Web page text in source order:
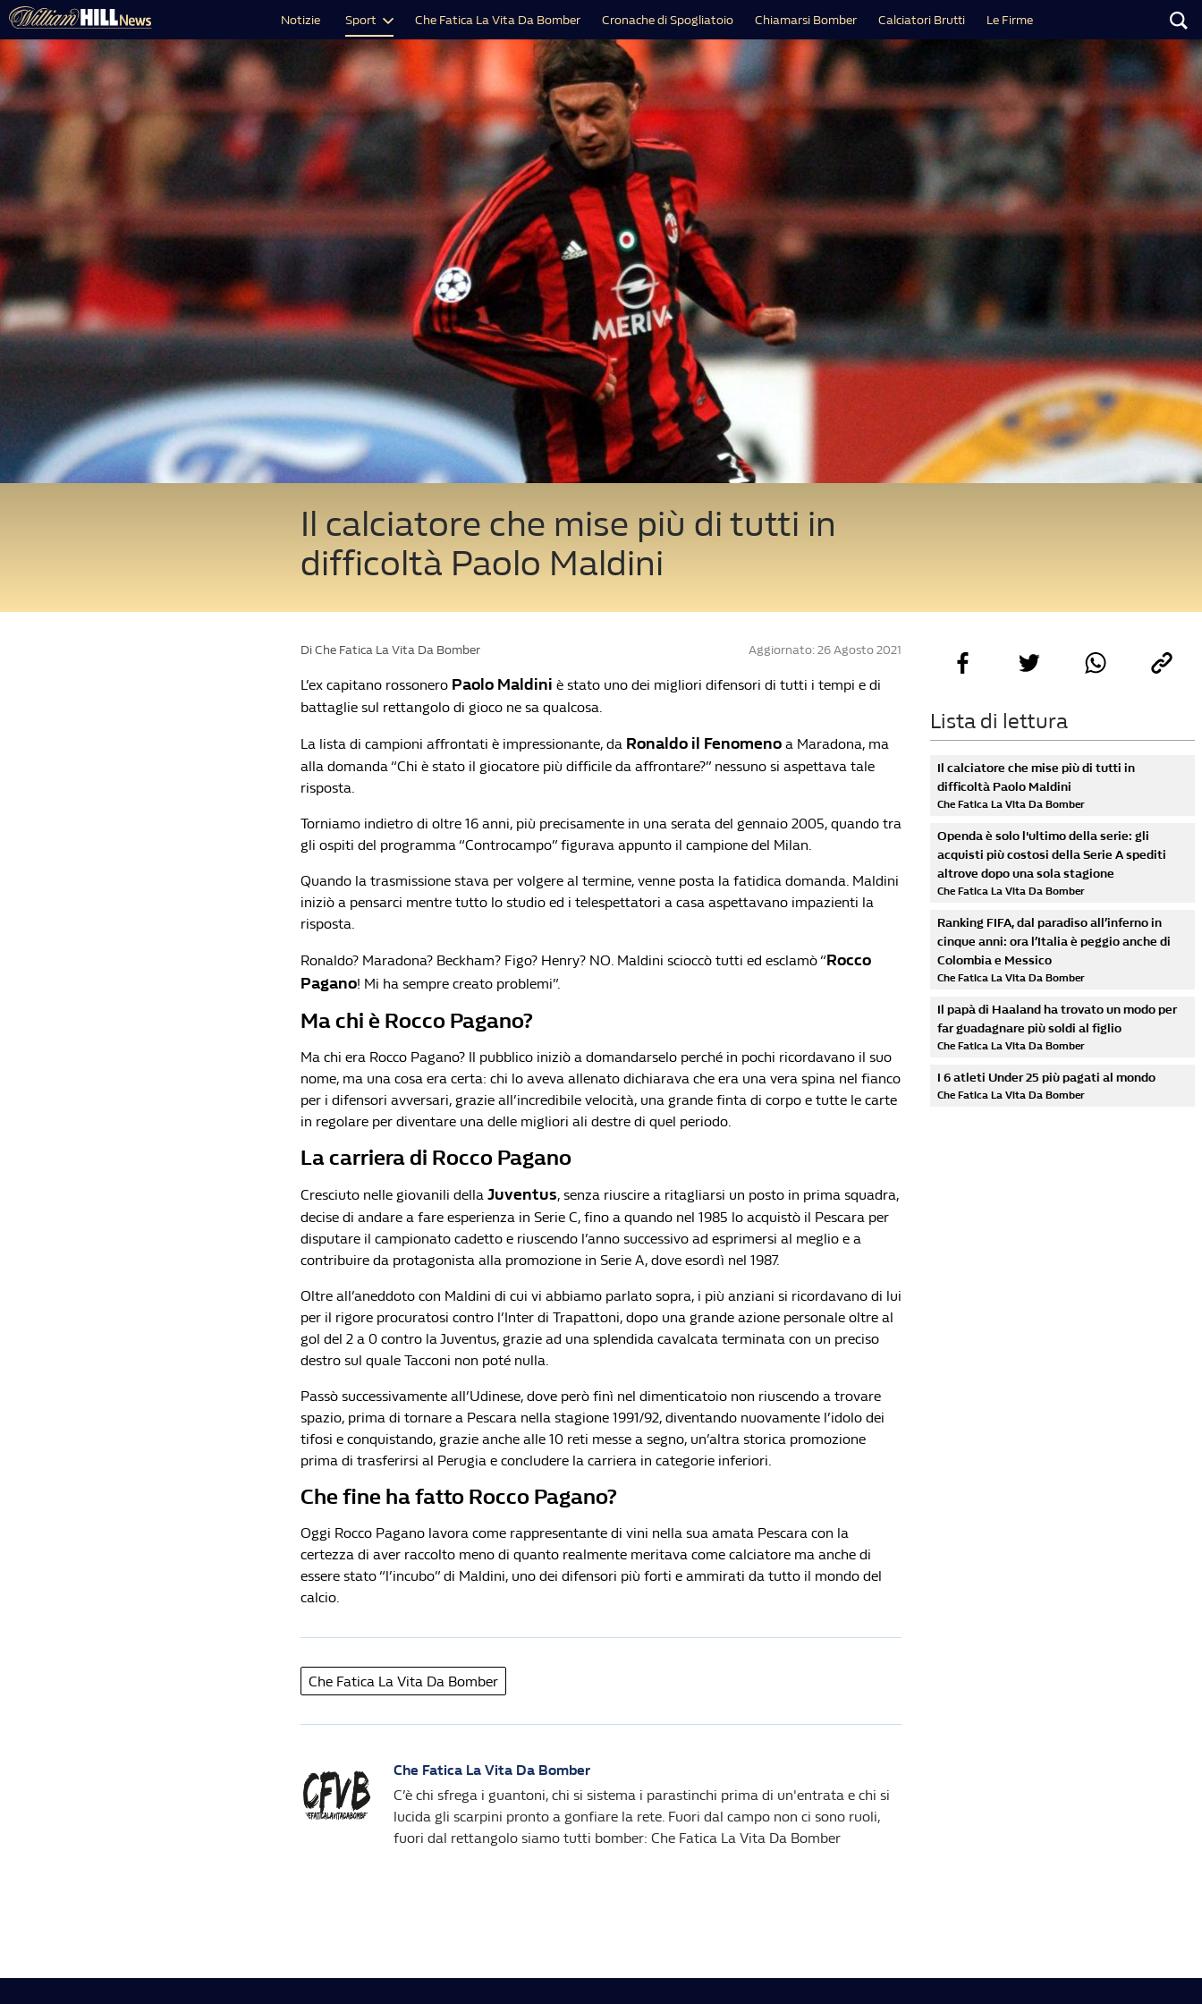
Notizie Sport Che Fatica La Vita Da Bomber Cronache di Spogliatoio Chiamarsi Bomber Calciatori Brutti Le Firme
Il calciatore che mise più di tutti in
difficoltà Paolo Maldini
Di Che Fatica La Vita Da Bomber Aggiornato: 26 Agosto 2021
L’ex capitano rossonero Paolo Maldini è stato uno dei migliori difensori di tutti i tempi e di
battaglie sul rettangolo di gioco ne sa qualcosa.
La lista di campioni affrontati è impressionante, da Ronaldo il Fenomeno a Maradona, ma
alla domanda “Chi è stato il giocatore più difficile da affrontare?” nessuno si aspettava tale
risposta.
Torniamo indietro di oltre 16 anni, più precisamente in una serata del gennaio 2005, quando tra
gli ospiti del programma “Controcampo” figurava appunto il campione del Milan.
Quando la trasmissione stava per volgere al termine, venne posta la fatidica domanda. Maldini
iniziò a pensarci mentre tutto lo studio ed i telespettatori a casa aspettavano impazienti la
risposta.
Ronaldo? Maradona? Beckham? Figo? Henry? NO. Maldini scioccò tutti ed esclamò “Rocco
Pagano! Mi ha sempre creato problemi”.
Ma chi è Rocco Pagano?
Ma chi era Rocco Pagano? Il pubblico iniziò a domandarselo perché in pochi ricordavano il suo
nome, ma una cosa era certa: chi lo aveva allenato dichiarava che era una vera spina nel fianco
per i difensori avversari, grazie all’incredibile velocità, una grande finta di corpo e tutte le carte
in regolare per diventare una delle migliori ali destre di quel periodo.
La carriera di Rocco Pagano
Cresciuto nelle giovanili della Juventus, senza riuscire a ritagliarsi un posto in prima squadra,
decise di andare a fare esperienza in Serie C, fino a quando nel 1985 lo acquistò il Pescara per
disputare il campionato cadetto e riuscendo l’anno successivo ad esprimersi al meglio e a
contribuire da protagonista alla promozione in Serie A, dove esordì nel 1987.
Oltre all’aneddoto con Maldini di cui vi abbiamo parlato sopra, i più anziani si ricordavano di lui
per il rigore procuratosi contro l’Inter di Trapattoni, dopo una grande azione personale oltre al
gol del 2 a 0 contro la Juventus, grazie ad una splendida cavalcata terminata con un preciso
destro sul quale Tacconi non poté nulla.
Passò successivamente all’Udinese, dove però finì nel dimenticatoio non riuscendo a trovare
spazio, prima di tornare a Pescara nella stagione 1991/92, diventando nuovamente l’idolo dei
tifosi e conquistando, grazie anche alle 10 reti messe a segno, un’altra storica promozione
prima di trasferirsi al Perugia e concludere la carriera in categorie inferiori.
Che fine ha fatto Rocco Pagano?
Oggi Rocco Pagano lavora come rappresentante di vini nella sua amata Pescara con la
certezza di aver raccolto meno di quanto realmente meritava come calciatore ma anche di
essere stato “l’incubo” di Maldini, uno dei difensori più forti e ammirati da tutto il mondo del
calcio.
Che Fatica La Vita Da Bomber
Che Fatica La Vita Da Bomber
C’è chi sfrega i guantoni, chi si sistema i parastinchi prima di un'entrata e chi si
lucida gli scarpini pronto a gonfiare la rete. Fuori dal campo non ci sono ruoli,
fuori dal rettangolo siamo tutti bomber: Che Fatica La Vita Da Bomber
Lista di lettura
Il calciatore che mise più di tutti in
difficoltà Paolo Maldini
Che Fatica La Vita Da Bomber
Openda è solo l'ultimo della serie: gli
acquisti più costosi della Serie A spediti
altrove dopo una sola stagione
Che Fatica La Vita Da Bomber
Ranking FIFA, dal paradiso all’inferno in
cinque anni: ora l’Italia è peggio anche di
Colombia e Messico
Che Fatica La Vita Da Bomber
Il papà di Haaland ha trovato un modo per
far guadagnare più soldi al figlio
Che Fatica La Vita Da Bomber
I 6 atleti Under 25 più pagati al mondo
Che Fatica La Vita Da Bomber